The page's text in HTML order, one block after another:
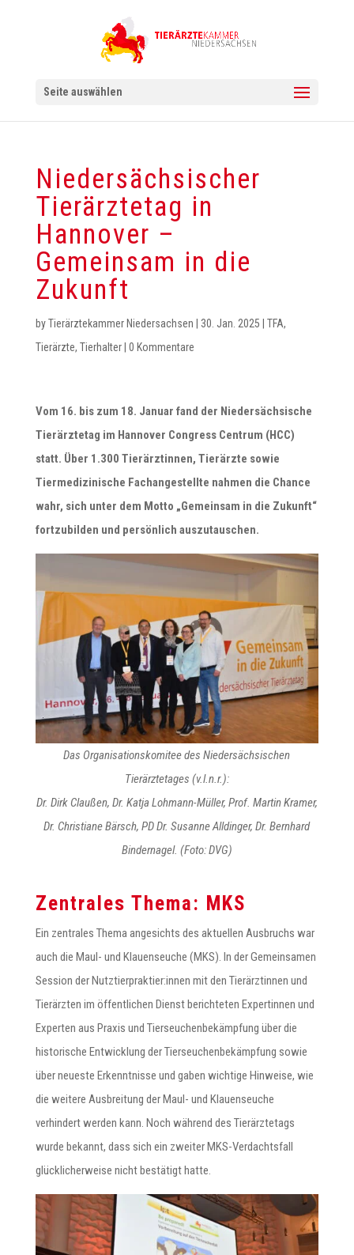
Seite auswählen
Niedersächsischer
Tierärztetag in
Hannover –
Gemeinsam in die
Zukunft
byTierärztekammer Niedersachsen 30. Jan. 2025 TFA,
Tierärzte, Tierhalter| 0 Kommentare
Vom 16. bis zum 18. Januar fand der Niedersächsische
Tierärztetag im Hannover Congress Centrum (HCC)
statt. Über 1.300 Tierärztinnen, Tierärzte sowie
Tiermedizinische Fachangestellte nahmen die Chance
wahr, sich unter dem Motto „Gemeinsam in die Zukunft“
fortzubilden und persönlich auszutauschen.
Das Organisationskomitee des Niedersächsischen
Tierärztetages (v.l.n.r.):
Dr. Dirk Claußen, Dr. Katja Lohmann-Müller, Prof. Martin Kramer,
Dr. Christiane Bärsch, PD Dr. Susanne Alldinger, Dr. Bernhard
Bindernagel. (Foto: DVG)
Zentrales Thema: MKS
Ein zentrales Thema angesichts des aktuellen Ausbruchs war
auch die Maul- und Klauenseuche (MKS). In der Gemeinsamen
Session der Nutztierpraktier:innen mit den Tierärztinnen und
Tierärzten im öffentlichen Dienst berichteten Expertinnen und
Experten aus Praxis und Tierseuchenbekämpfung über die
historische Entwicklung der Tierseuchenbekämpfung sowie
über neueste Erkenntnisse und gaben wichtige Hinweise, wie
die weitere Ausbreitung der Maul- und Klauenseuche
verhindert werden kann. Noch während des Tierärztetags
wurde bekannt, dass sich ein zweiter MKS-Verdachtsfall
glücklicherweise nicht bestätigt hatte.